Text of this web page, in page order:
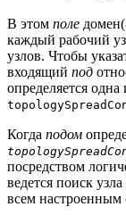
В этом поле
каждый рабочий
узлов. Чтобы
входящий под
определяется одна
Когда подом
посредством
ведется поиск
всем настроенным